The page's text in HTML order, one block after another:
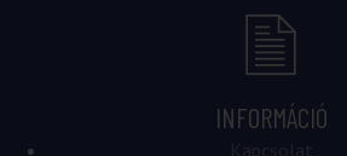
INFORMÁCIÓ